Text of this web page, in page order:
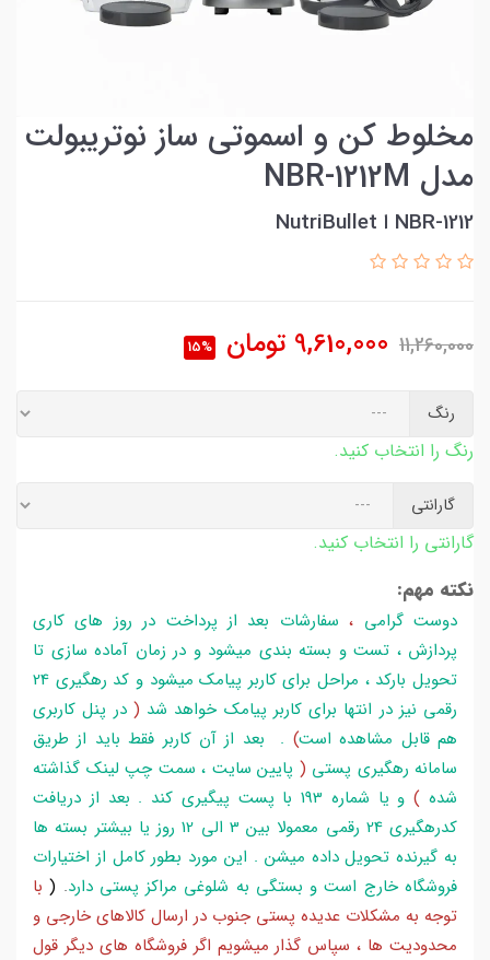
مخلوط کن و اسموتی ساز نوتریبولت
مدل NBR-1212M
NBR-1212 ا NutriBullet
11,260,000
9,610,000 تومان 15%
رنگ
رنگ را انتخاب کنید.
گارانتی
گارانتی را انتخاب کنید.
نکته مهم:
دوست گرامی ،سفارشات بعد از پرداخت در روز های کاری
پردازش ، تست و بسته بندی میشود و در زمان آماده سازی تا
تحویل بارکد ، مراحل برای کاربر پیامک میشود و کد رهگیری 24
رقمی نیز در انتها برای کاربر پیامک خواهد شد ( در پنل کاربری
هم قابل مشاهده است) . بعد از آن کاربر فقط باید از طریق
سامانه رهگیری پستی ( پایین سایت ، سمت چپ لینک گذاشته
شده )
و یا شماره 193 با پست پیگیری کند . بعد از دریافت
کدرهگیری 24 رقمی معمولا بین 3 الی 12 روز یا بیشتر بسته ها
به گیرنده تحویل داده میشن . این مورد بطور کامل از اختیارات
فروشگاه خارج است و بستگی به شلوغی مراکز پستی دارد.
(با
توجه به مشکلات عدیده پستی جنوب در ارسال کالاهای خارجی و
محدودیت ها ، سپاس گذار میشویم اگر فروشگاه های دیگر قول